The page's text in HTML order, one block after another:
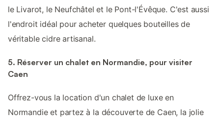
le Livarot, le Neufchâtel et le Pont-l'Évêque. C'est aussi
l'endroit idéal pour acheter quelques bouteilles de
véritable cidre artisanal.
5. Réserver un chalet en Normandie, pour visiter
Caen
Offrez-vous la location d'un chalet de luxe en
Normandie et partez à la découverte de Caen, la jolie